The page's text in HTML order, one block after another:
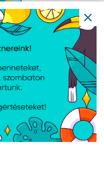
100Hz IPS fekete
VY279HF
FHD, VÁLASZIDŐ: 1ms,
FRISSÍTÉS: 100Hz